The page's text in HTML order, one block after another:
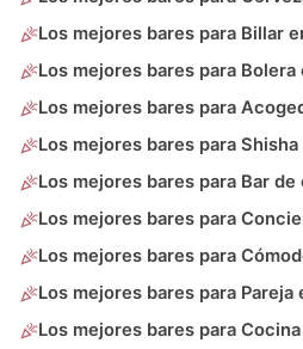
Los mejores bares para Billar
Los mejores bares para Bolera
Los mejores bares para
Los mejores bares para
Los mejores bares para Bar
Los mejores bares para
Los mejores bares para
Los mejores bares para Pareja
Los mejores bares para